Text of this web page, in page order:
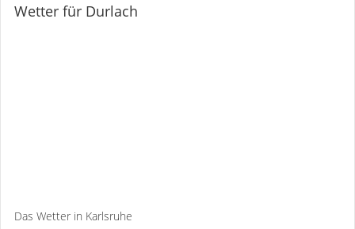
Wetter für Durlach
Das Wetter in Karlsruhe